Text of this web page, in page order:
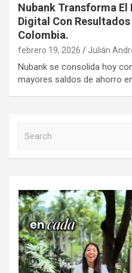
Nubank Transforma El
Digital Con
Colombia.
febrero 19, 2026 Julián
Nubank se consolida hoy
mayores saldos de ahorro
h